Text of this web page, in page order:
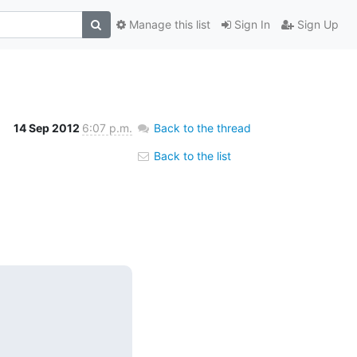
Sign In Sign Up
Manage this list
14 Sep 2012 6:07 p.m. Back to the thread
Back to the list